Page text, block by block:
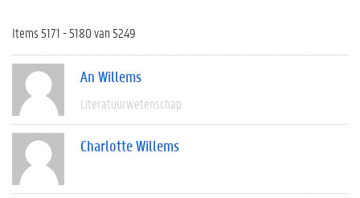
Items 5171 - 5180 van 5249
An Willems
Literatuurwetenschap
Charlotte Willems